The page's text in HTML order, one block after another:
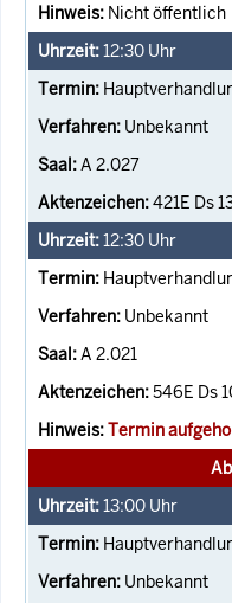
Nicht öffentlich
12:30 Uhr
Unbekannt
A 2.027
421E Ds
12:30 Uhr
Unbekannt
A 2.021
546E Ds
Termin
13:00 Uhr
Unbekannt